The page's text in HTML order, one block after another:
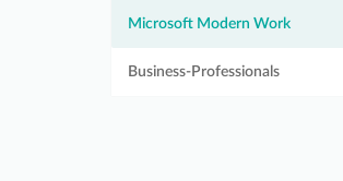
Microsoft Modern Work
Business-Professionals